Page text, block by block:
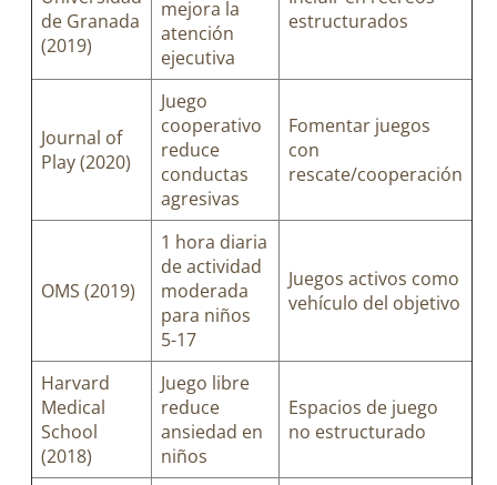
de Granada
(2019)
mejora la
atención
ejecutiva
estructurados
Journal of
Play (2020)
Juego
cooperativo
reduce
conductas
agresivas
Fomentar juegos
con
rescate/cooperación
OMS (2019)
1 hora diaria
de actividad
moderada
para niños
5-17
Juegos activos como
vehículo del objetivo
Harvard
Medical
School
(2018)
Juego libre
reduce
ansiedad en
niños
Espacios de juego
no estructurado